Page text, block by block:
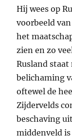
Hij wees op
voorbeeld
het
zien en zo
Rusland staat
belichaming
oftewel de
Zijdervelds
beschaving
middenveld